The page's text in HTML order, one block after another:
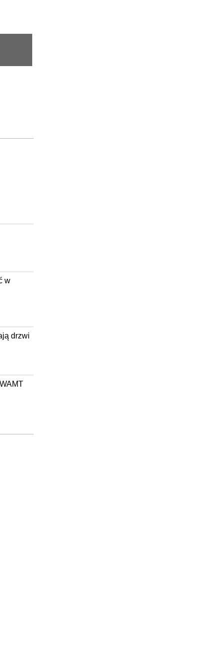
w
drzwi